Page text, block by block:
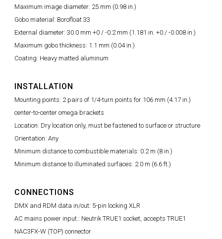
Maximum image diameter: 25 mm (0.98 in.)
Gobo material: Borofloat 33
External diameter: 30.0 mm +0 / -0.2 mm (1.181 in. +0 / -0.008 in.)
Maximum gobo thickness: 1.1 mm (0.04 in.)
Coating: Heavy matted aluminum
INSTALLATION
Mounting points: 2 pairs of 1/4-turn points for 106 mm (4.17 in.)
center-to-center omega brackets
Location: Dry location only, must be fastened to surface or structure
Orientation: Any
Minimum distance to combustible materials: 0.2 m (8 in.)
Minimum distance to illuminated surfaces: 2.0 m (6.6 ft.)
CONNECTIONS
DMX and RDM data in/out: 5-pin locking XLR
AC mains power input.: Neutrik TRUE1 socket, accepts TRUE1
NAC3FX-W (TOP) connector